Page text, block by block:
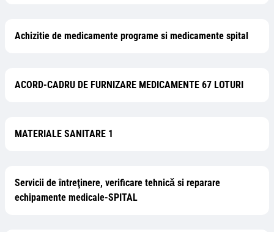
Achizitie de medicamente programe si medicamente spital
ACORD-CADRU DE FURNIZARE MEDICAMENTE 67 LOTURI
MATERIALE SANITARE 1
Servicii de întreţinere, verificare tehnicǎ si reparare
echipamente medicale-SPITAL